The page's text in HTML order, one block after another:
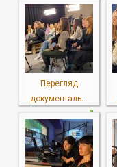
Перегляд
документаль...